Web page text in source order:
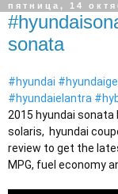
пятница, 14
sonata
#hyundai
#hyundaielantra
2015 hyundai sonata
solaris,  hyundai
review to get the
MPG, fuel economy